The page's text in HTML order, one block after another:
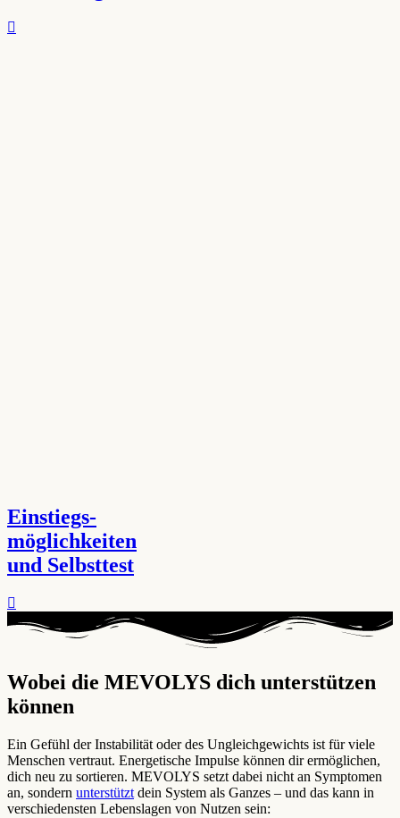
Einstiegs-
möglichkeiten
und Selbsttest
Wobei die MEVOLYS dich unterstützen
können ​
Ein Gefühl der Instabilität oder des Ungleichgewichts ist für viele
Menschen vertraut. Energetische Impulse können dir ermöglichen,
dich neu zu sortieren. MEVOLYS setzt dabei nicht an Symptomen
an, sondern unterstützt dein System als Ganzes – und das kann in
verschiedensten Lebenslagen von Nutzen sein: